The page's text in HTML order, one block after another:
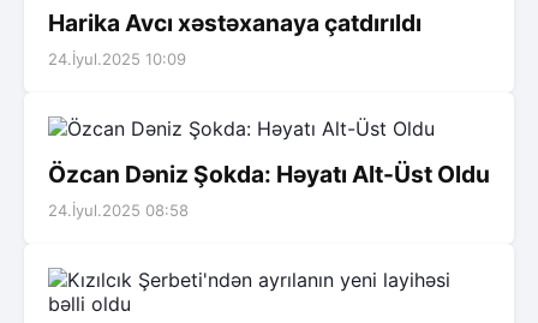
Harika Avcı xəstəxanaya çatdırıldı
24.İyul.2025 10:09
Özcan Dəniz Şokda: Həyatı Alt-Üst Oldu
24.İyul.2025 08:58